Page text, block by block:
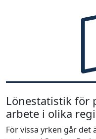
Lönestatistik för
arbete i olika
För vissa yrken går det